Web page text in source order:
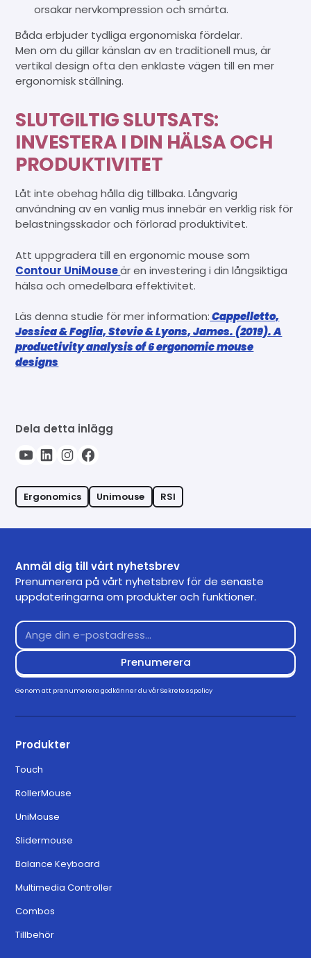
orsakar nervkompression och smärta.
Båda erbjuder tydliga ergonomiska fördelar.
Men om du gillar känslan av en traditionell mus, är
vertikal design ofta den enklaste vägen till en mer
ergonomisk ställning.
SLUTGILTIG SLUTSATS:
INVESTERA I DIN HÄLSA OCH
PRODUKTIVITET
Låt inte obehag hålla dig tillbaka. Långvarig
användning av en vanlig mus innebär en verklig risk för
belastningsskador och förlorad produktivitet.
Att uppgradera till en ergonomic mouse som
Contour UniMouseär en investering i din långsiktiga
hälsa och omedelbara effektivitet.
Läs denna studie för mer information:Cappelletto,
Jessica & Foglia, Stevie & Lyons, James. (2019). A
productivity analysis of 6 ergonomic mouse
designs
Dela detta inlägg
Ergonomics Unimouse RSI
Anmäl dig till vårt nyhetsbrev
Prenumerera på vårt nyhetsbrev för de senaste
uppdateringarna om produkter och funktioner.
Genom att prenumerera godkänner du vårSekretesspolicy
Produkter
Touch
RollerMouse
UniMouse
Slidermouse
Balance Keyboard
Multimedia Controller
Combos
Tillbehör